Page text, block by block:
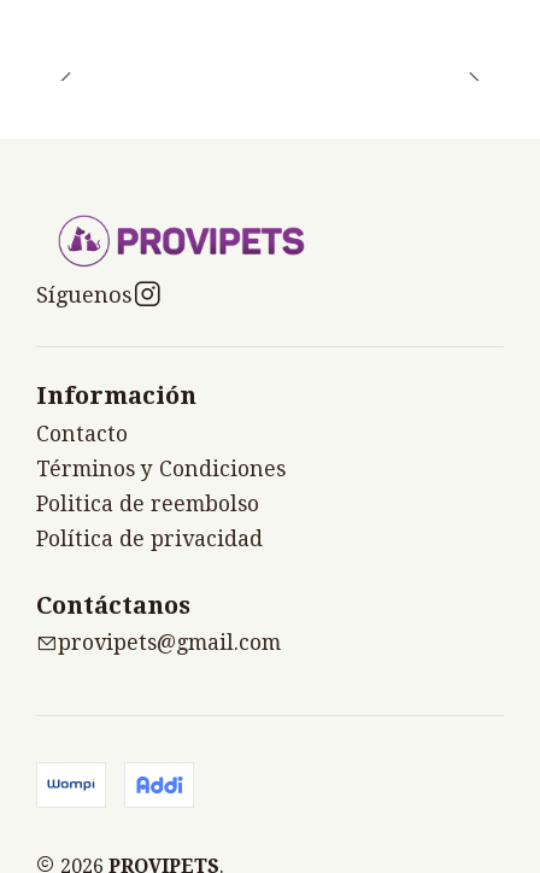
Síguenos
Información
Contacto
Términos y Condiciones
Politica de reembolso
Política de privacidad
Contáctanos
provipets@gmail.com
2026 PROVIPETS.